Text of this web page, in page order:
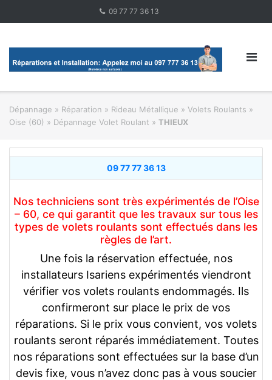
09 77 77 36 13
Dépannage » Réparation » Rideau Métallique » Volets Roulants »
Oise (60) » Dépannage Volet Roulant » THIEUX
09 77 77 36 13
Nos techniciens sont très expérimentés de l’Oise
– 60, ce qui garantit que les travaux sur tous les
types de volets roulants sont effectués dans les
règles de l’art.
Une fois la réservation effectuée, nos
installateurs Isariens expérimentés viendront
vérifier vos volets roulants endommagés. Ils
confirmeront sur place le prix de vos
réparations. Si le prix vous convient, vos volets
roulants seront réparés immédiatement. Toutes
nos réparations sont effectuées sur la base d’un
devis fixe, vous n’avez donc pas à vous soucier